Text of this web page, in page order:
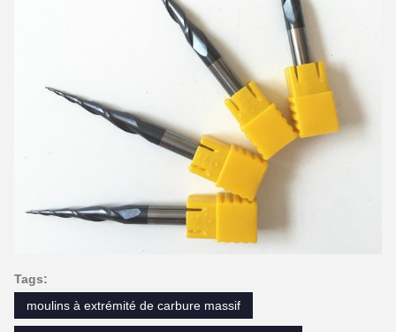
Tags:
moulins à extrémité de carbure massif